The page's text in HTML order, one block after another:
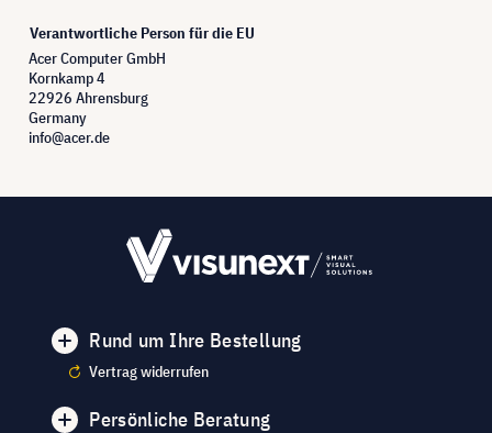
Verantwortliche Person für die EU
Acer Computer GmbH
Kornkamp 4
22926 Ahrensburg
Germany
info@acer.de
Rund um Ihre Bestellung
Vertrag widerrufen
Persönliche Beratung